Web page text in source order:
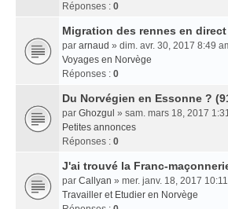
Réponses : 0
Migration des rennes en
par arnaud » dim. avr. 30, 2017 8:49
Voyages en Norvège
Réponses : 0
Du Norvégien en Essonne ?
par Ghozgul » sam. mars 18, 2017
Petites annonces
Réponses : 0
J'ai trouvé la Franc-
par Callyan » mer. janv. 18, 2017
Travailler et Etudier en Norvège